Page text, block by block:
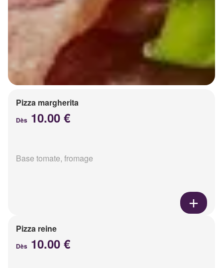
Pizza margherita
Dès 10.00 €
Base tomate, fromage
Pizza reine
Dès 10.00 €